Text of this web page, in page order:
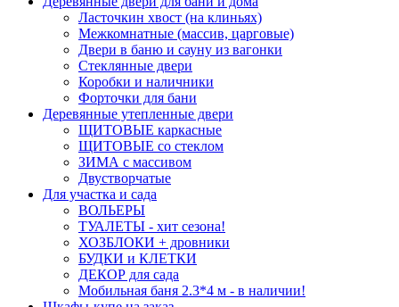
Ласточкин хвост (на клиньях)
Межкомнатные (массив, царговые)
Двери в баню и сауну из вагонки
Стеклянные двери
Коробки и наличники
Форточки для бани
Деревянные утепленные двери
ЩИТОВЫЕ каркасные
ЩИТОВЫЕ со стеклом
ЗИМА с массивом
Двустворчатые
Для участка и сада
ВОЛЬЕРЫ
ТУАЛЕТЫ - хит сезона!
ХОЗБЛОКИ + дровники
БУДКИ и КЛЕТКИ
ДЕКОР для сада
Мобильная баня 2.3*4 м - в наличии!